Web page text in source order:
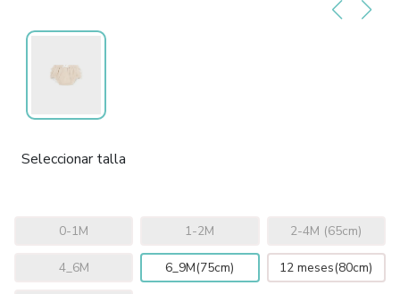
Seleccionar talla
0-1M 1-2M 2-4M (65cm)
4_6M 6_9M(75cm) 12 meses(80cm)